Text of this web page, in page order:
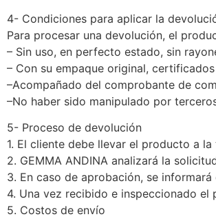
4- Condiciones para aplicar la
Para procesar una devolución, el
– Sin uso, en perfecto estado, sin
– Con su empaque original,
–Acompañado del comprobante de
–No haber sido manipulado por
5- Proceso de devolución
1. El cliente debe llevar el producto a la
2. GEMMA ANDINA analizará la
3. En caso de aprobación, se
4. Una vez recibido e inspeccionado
5. Costos de envío